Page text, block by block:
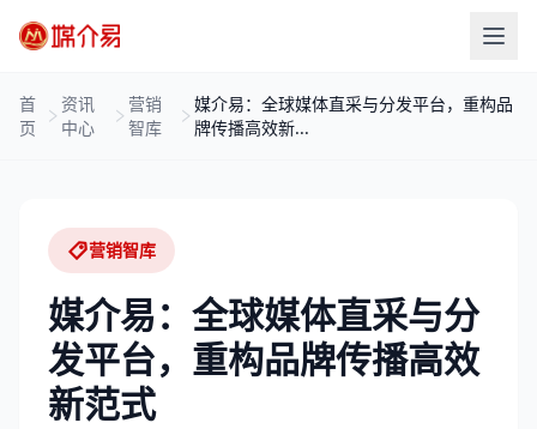
首
页
资讯
中心
营销
智库
媒介易：全球媒体直采与分发平台，重构品
牌传播高效新...
营销智库
媒介易：全球媒体直采与分
发平台，重构品牌传播高效
新范式